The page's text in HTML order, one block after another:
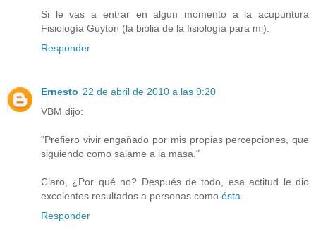
Si le vas a entrar en algun momento a la acupuntura
Fisiología Guyton (la biblia de la fisiología para mi).
Responder
Ernesto 22 de abril de 2010 a las 9:20
VBM dijo:
"Prefiero vivir engañado por mis propias percepciones, que
siguiendo como salame a la masa."
Claro, ¿Por qué no? Después de todo, esa actitud le dio
excelentes resultados a personas como ésta.
Responder